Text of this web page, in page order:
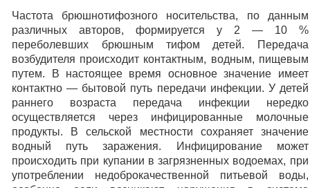
Частота брюшнотифозного носительства, по данным
различных авторов, формируется у 2 — 10 %
переболевших брюшным тифом детей. Передача
возбудителя происходит контактным, водным, пищевым
путем. В настоящее время основное значение имеет
контактно — бытовой путь передачи инфекции. У детей
раннего возраста передача инфекции нередко
осуществляется через инфицированные молочные
продукты. В сельской местности сохраняет значение
водный путь заражения. Инфицирование может
происходить при купании в загрязненных водоемах, при
употреблении недоброкачественной питьевой воды,